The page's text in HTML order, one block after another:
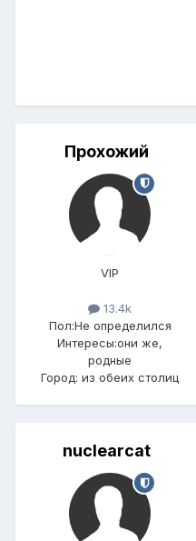
Прохожий
VIP
13.4k
Пол:Не определился
Интересы:они же,
родные
Город: из обеих столиц
nuclearcat